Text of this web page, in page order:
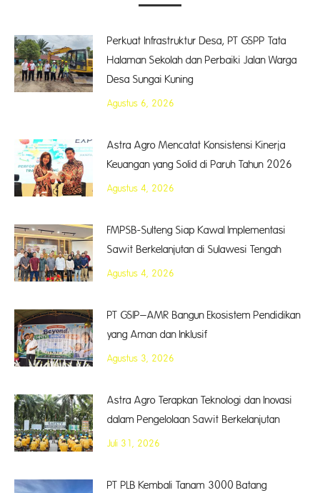
Perkuat Infrastruktur Desa, PT GSPP Tata
Halaman Sekolah dan Perbaiki Jalan Warga
Desa Sungai Kuning
Agustus 6, 2026
Astra Agro Mencatat Konsistensi Kinerja
Keuangan yang Solid di Paruh Tahun 2026
Agustus 4, 2026
FMPSB-Sulteng Siap Kawal Implementasi
Sawit Berkelanjutan di Sulawesi Tengah
Agustus 4, 2026
PT GSIP–AMR Bangun Ekosistem Pendidikan
yang Aman dan Inklusif
Agustus 3, 2026
Astra Agro Terapkan Teknologi dan Inovasi
dalam Pengelolaan Sawit Berkelanjutan
Juli 31, 2026
PT PLB Kembali Tanam 3000 Batang